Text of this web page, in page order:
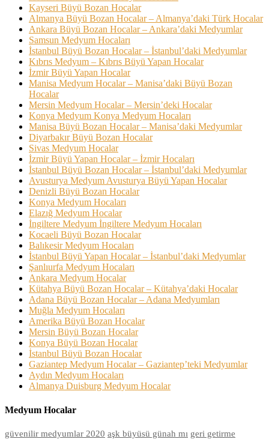
Kayseri Büyü Bozan Hocalar
Almanya Büyü Bozan Hocalar – Almanya’daki Türk Hocalar
Ankara Büyü Bozan Hocalar – Ankara’daki Medyumlar
Samsun Medyum Hocaları
İstanbul Büyü Bozan Hocalar – İstanbul’daki Medyumlar
Kıbrıs Medyum – Kıbrıs Büyü Yapan Hocalar
İzmir Büyü Yapan Hocalar
Manisa Medyum Hocalar – Manisa’daki Büyü Bozan
Hocalar
Mersin Medyum Hocalar – Mersin’deki Hocalar
Konya Medyum Konya Medyum Hocaları
Manisa Büyü Bozan Hocalar – Manisa’daki Medyumlar
Diyarbakır Büyü Bozan Hocalar
Sivas Medyum Hocalar
İzmir Büyü Yapan Hocalar – İzmir Hocaları
İstanbul Büyü Bozan Hocalar – İstanbul’daki Medyumlar
Avusturya Medyum Avusturya Büyü Yapan Hocalar
Denizli Büyü Bozan Hocalar
Konya Medyum Hocaları
Elazığ Medyum Hocalar
İngiltere Medyum İngiltere Medyum Hocaları
Kocaeli Büyü Bozan Hocalar
Balıkesir Medyum Hocaları
İstanbul Büyü Yapan Hocalar – İstanbul’daki Medyumlar
Şanlıurfa Medyum Hocaları
Ankara Medyum Hocalar
Kütahya Büyü Bozan Hocalar – Kütahya’daki Hocalar
Adana Büyü Bozan Hocalar – Adana Medyumları
Muğla Medyum Hocaları
Amerika Büyü Bozan Hocalar
Mersin Büyü Bozan Hocalar
Konya Büyü Bozan Hocalar
İstanbul Büyü Bozan Hocalar
Gaziantep Medyum Hocalar – Gaziantep’teki Medyumlar
Aydın Medyum Hocaları
Almanya Duisburg Medyum Hocalar
Medyum Hocalar
güvenilir medyumlar 2020 aşk büyüsü günah mı geri getirme